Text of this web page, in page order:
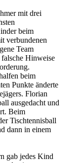
mit drei
beim
verbundenen
Team
Hinweise
beim
Punkte änderte
Florian
ausgedacht und
Beim
Tischtennisball
dann in einem
gab jedes Kind